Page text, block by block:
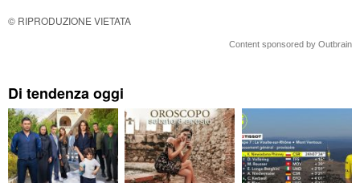
© RIPRODUZIONE VIETATA
Content sponsored by Outbrain
Di tendenza oggi